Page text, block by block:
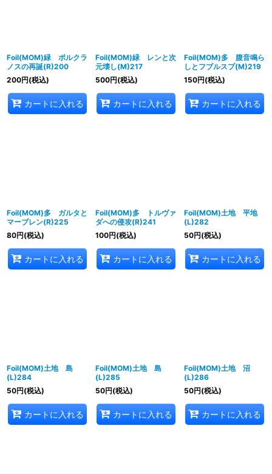
Foil(MOM)緑 ポルクラ
ノスの再誕(R)200
200円(税込)
カートに入れる
Foil(MOM)緑 レンと次
元壊し(M)217
500円(税込)
カートに入れる
Foil(MOM)多 腹音鳴ら
しとフブルスプ(M)219
150円(税込)
カートに入れる
Foil(MOM)多 ガルタと
マーブレン(R)225
80円(税込)
カートに入れる
Foil(MOM)多 トルヴァ
ダへの侵攻(R)241
100円(税込)
カートに入れる
Foil(MOM)土地 平地
(L)282
50円(税込)
カートに入れる
Foil(MOM)土地 島
(L)284
50円(税込)
カートに入れる
Foil(MOM)土地 島
(L)285
50円(税込)
カートに入れる
Foil(MOM)土地 沼
(L)286
50円(税込)
カートに入れる